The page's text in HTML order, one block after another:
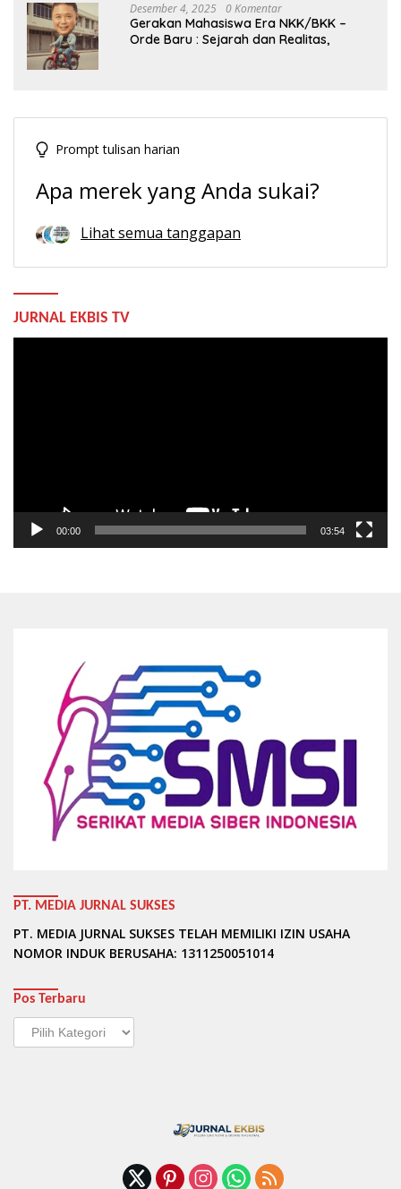
Desember 4, 2025 0 Komentar
Gerakan Mahasiswa Era NKK/BKK –
Orde Baru : Sejarah dan Realitas,
Prompt tulisan harian
Apa merek yang Anda sukai?
Lihat semua tanggapan
JURNAL EKBIS TV
00:00 03:54
PT. MEDIA JURNAL SUKSES
PT. MEDIA JURNAL SUKSES TELAH MEMILIKI IZIN USAHA
NOMOR INDUK BERUSAHA: 1311250051014
Pos Terbaru
Pos
Terbaru